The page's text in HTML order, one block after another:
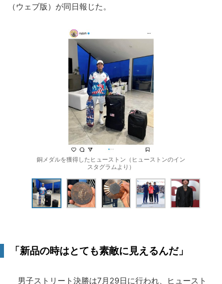
（ウェブ版）が同日報じた。
銅メダルを獲得したヒューストン（ヒューストンのイン
スタグラムより）
「新品の時はとても素敵に見えるんだ」
男子ストリート決勝は7月29日に行われ、ヒュースト